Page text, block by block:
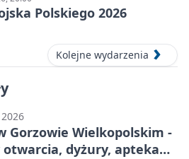
Polskiego 2026
Kolejne wydarzenia
Gorzowie Wielkopolskim -
otwarcia, dyżury, apteka